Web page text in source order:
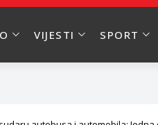
VIJESTI SPORT